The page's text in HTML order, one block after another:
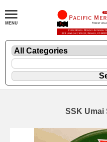
SSK Umai